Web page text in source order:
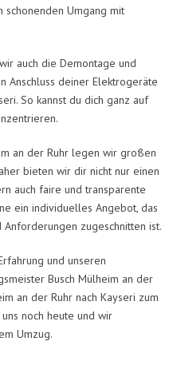
schonenden Umgang mit
auch die Demontage und
Anschluss deiner Elektrogeräte
So kannst du dich ganz auf
an der Ruhr legen wir großen
bieten wir dir nicht nur einen
auch faire und transparente
ein individuelles Angebot, das
zugeschnitten ist.
und unseren
Busch Mülheim an der
an der Ruhr nach Kayseri zum
noch heute und wir
Umzug.